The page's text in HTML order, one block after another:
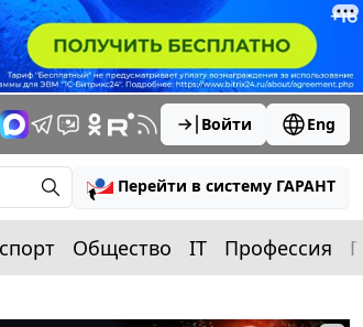
Войти Eng
Перейти в систему ГАРАНТ
Общество IT Профессия